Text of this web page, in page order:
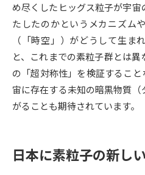
SELFBRAND特集ページ
オープンキャンパスなどを調
オープンキャンパス検索
め尽くしたヒッグス粒子が宇
たしたのかというメカニズム
（「時空」）がどうして生ま
と、これまでの素粒子群とは
の「超対称性」を検証するこ
宙に存在する未知の暗黒物質
がることも期待されています。
日本に素粒子の新し